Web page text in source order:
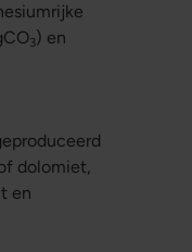
3) en
dolomiet,
en